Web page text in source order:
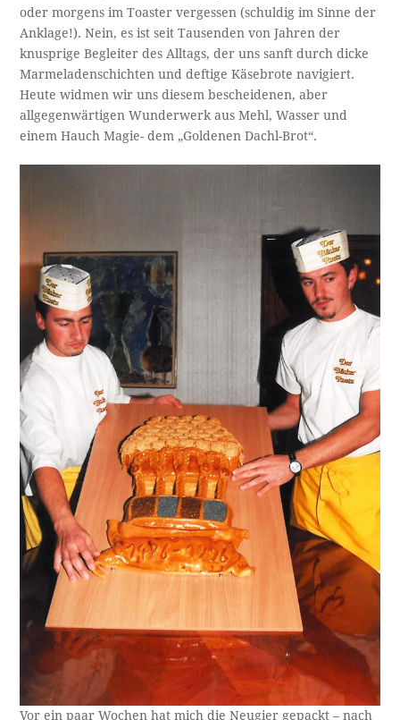
oder morgens im Toaster vergessen (schuldig im Sinne der
Anklage!). Nein, es ist seit Tausenden von Jahren der
knusprige Begleiter des Alltags, der uns sanft durch dicke
Marmeladenschichten und deftige Käsebrote navigiert.
Heute widmen wir uns diesem bescheidenen, aber
allgegenwärtigen Wunderwerk aus Mehl, Wasser und
einem Hauch Magie- dem „Goldenen Dachl-Brot“.
Vor ein paar Wochen hat mich die Neugier gepackt – nach